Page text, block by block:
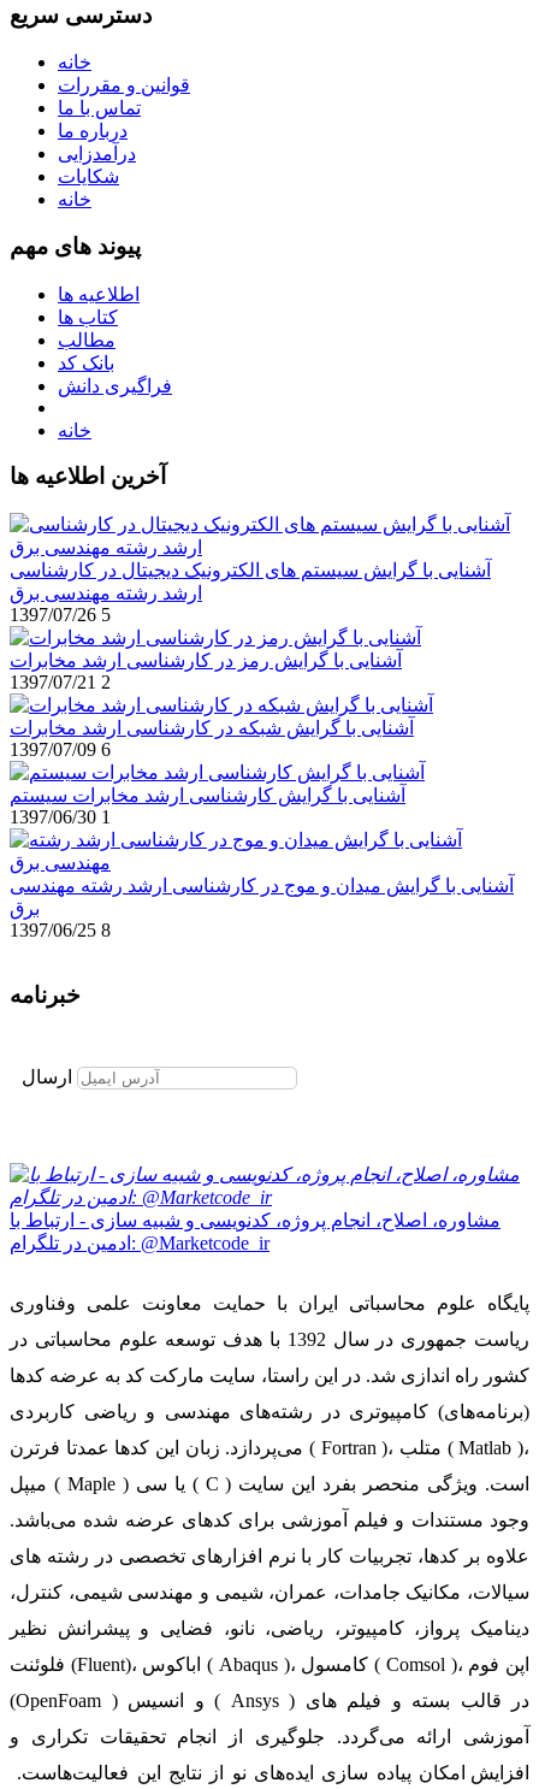
دسترسی سریع
خانه
قوانین و مقررات
تماس با ما
درباره ما
درآمدزایی
شکایات
خانه
پیوند های مهم
اطلاعیه ها
کتاب ها
مطالب
بانک کد
فراگیری دانش
خانه
آخرین اطلاعیه ها
آشنایی با گرایش سیستم های الکترونیک دیجیتال در کارشناسی
ارشد رشته مهندسی برق
1397/07/26 5
آشنایی با گرایش رمز در کارشناسی ارشد مخابرات
1397/07/21 2
آشنایی با گرایش شبکه در کارشناسی ارشد مخابرات
1397/07/09 6
آشنایی با گرایش کارشناسی ارشد مخابرات سیستم
1397/06/30 1
آشنایی با گرایش میدان و موج در کارشناسی ارشد رشته مهندسی
برق
1397/06/25 8
خبرنامه
ارسال
مشاوره، اصلاح، انجام پروژه، کدنویسی و شبیه سازی - ارتباط با
ادمین در تلگرام: @Marketcode_ir
پایگاه علوم محاسباتی ایران با حمایت معاونت علمی وفناوری
ریاست جمهوری در سال 1392 با هدف توسعه علوم محاسباتی در
کشور راه اندازی شد. در این راستا، سایت مارکت کد به عرضه کدها
(برنامه‌های) کامپیوتری در رشته‌های مهندسی و ریاضی کاربردی
می‌پردازد. زبان این کدها عمدتا فرترن ( Fortran )، متلب ( Matlab )،
میپل ( Maple ) یا سی ( C ) است. ویژگی منحصر بفرد این سایت
وجود مستندات و فیلم آموزشی برای کدهای عرضه شده می‌باشد.
علاوه بر کدها، تجربیات کار با نرم افزارهای تخصصی در رشته های
سیالات، مکانیک جامدات، عمران، شیمی و مهندسی شیمی، کنترل،
دینامیک پرواز، کامپیوتر، ریاضی، نانو، فضایی و پیشرانش نظیر
فلوئنت (Fluent)، اباکوس ( Abaqus )، کامسول ( Comsol )، اپن فوم
(OpenFoam ) و انسیس ( Ansys ) در قالب بسته‌ و فیلم های
آموزشی ارائه می‌گردد. جلوگیری از انجام تحقیقات تکراری و
افزایش امکان پیاده سازی ایده‌های نو از نتایج این فعالیت‌هاست.